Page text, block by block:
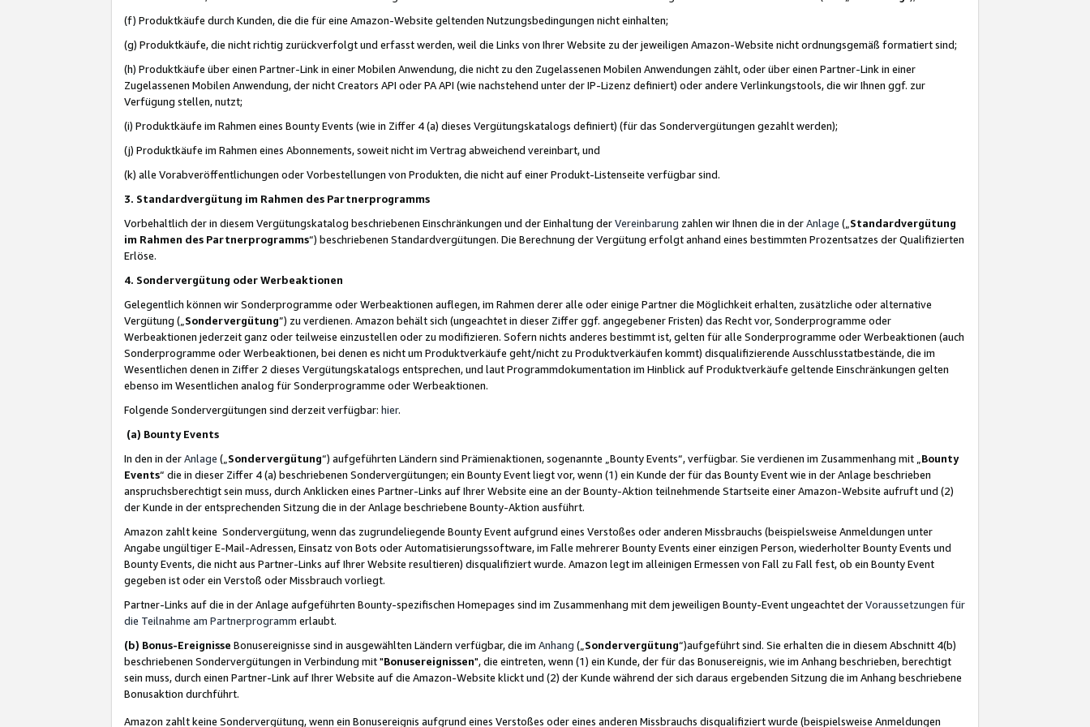
(f) Produktkäufe durch Kunden, die die für eine Amazon-Website geltenden Nutzungsbedingungen nicht einhalten;
(g) Produktkäufe, die nicht richtig zurückverfolgt und erfasst werden, weil die Links von Ihrer Website zu der jeweiligen Amazon-Website nicht ordnungsgemäß formatiert sind;
(h) Produktkäufe über einen Partner-Link in einer Mobilen Anwendung, die nicht zu den Zugelassenen Mobilen Anwendungen zählt, oder über einen Partner-Link in einer
Zugelassenen Mobilen Anwendung, der nicht Creators API oder PA API (wie nachstehend unter der IP-Lizenz definiert) oder andere Verlinkungstools, die wir Ihnen ggf. zur
Verfügung stellen, nutzt;
(i) Produktkäufe im Rahmen eines Bounty Events (wie in Ziffer 4 (a) dieses Vergütungskatalogs definiert) (für das Sondervergütungen gezahlt werden);
(j) Produktkäufe im Rahmen eines Abonnements, soweit nicht im Vertrag abweichend vereinbart, und
(k) alle Vorabveröffentlichungen oder Vorbestellungen von Produkten, die nicht auf einer Produkt-Listenseite verfügbar sind.
3. Standardvergütung im Rahmen des Partnerprogramms
Vorbehaltlich der in diesem Vergütungskatalog beschriebenen Einschränkungen und der Einhaltung derVereinbarung zahlen wir Ihnen die in derAnlage („ Standardvergütung
im Rahmen des Partnerprogramms“) beschriebenen Standardvergütungen. Die Berechnung der Vergütung erfolgt anhand eines bestimmten Prozentsatzes der Qualifizierten
Erlöse.
4. Sondervergütung oder Werbeaktionen
Gelegentlich können wir Sonderprogramme oder Werbeaktionen auflegen, im Rahmen derer alle oder einige Partner die Möglichkeit erhalten, zusätzliche oder alternative
Vergütung („ Sondervergütung”) zu verdienen. Amazon behält sich (ungeachtet in dieser Ziffer ggf. angegebener Fristen) das Recht vor, Sonderprogramme oder
Werbeaktionen jederzeit ganz oder teilweise einzustellen oder zu modifizieren. Sofern nichts anderes bestimmt ist, gelten für alle Sonderprogramme oder Werbeaktionen (auch
Sonderprogramme oder Werbeaktionen, bei denen es nicht um Produktverkäufe geht/nicht zu Produktverkäufen kommt) disqualifizierende Ausschlusstatbestände, die im
Wesentlichen denen in Ziffer 2 dieses Vergütungskatalogs entsprechen, und laut Programmdokumentation im Hinblick auf Produktverkäufe geltende Einschränkungen gelten
ebenso im Wesentlichen analog für Sonderprogramme oder Werbeaktionen.
Folgende Sondervergütungen sind derzeit verfügbar: hier.
(a) Bounty Events
In den in derAnlage („ Sondervergütung“) aufgeführten Ländern sind Prämienaktionen, sogenannte „Bounty Events“, verfügbar. Sie verdienen im Zusammenhang mit „ Bounty
Events“ die in dieser Ziffer 4 (a) beschriebenen Sondervergütungen; ein Bounty Event liegt vor, wenn (1) ein Kunde der für das Bounty Event wie in der Anlage beschrieben
anspruchsberechtigt sein muss, durch Anklicken eines Partner-Links auf Ihrer Website eine an der Bounty-Aktion teilnehmende Startseite einer Amazon-Website aufruft und (2)
der Kunde in der entsprechenden Sitzung die in der Anlage beschriebene Bounty-Aktion ausführt.
Amazon zahlt keine Sondervergütung, wenn das zugrundeliegende Bounty Event aufgrund eines Verstoßes oder anderen Missbrauchs (beispielsweise Anmeldungen unter
Angabe ungültiger E-Mail-Adressen, Einsatz von Bots oder Automatisierungssoftware, im Falle mehrerer Bounty Events einer einzigen Person, wiederholter Bounty Events und
Bounty Events, die nicht aus Partner-Links auf Ihrer Website resultieren) disqualifiziert wurde. Amazon legt im alleinigen Ermessen von Fall zu Fall fest, ob ein Bounty Event
gegeben ist oder ein Verstoß oder Missbrauch vorliegt.
Partner-Links auf die in der Anlage aufgeführten Bounty-spezifischen Homepages sind im Zusammenhang mit dem jeweiligen Bounty-Event ungeachtet derVoraussetzungen für
die Teilnahme am Partnerprogramm erlaubt.
(b) Bonus-Ereignisse Bonusereignisse sind in ausgewählten Ländern verfügbar, die im Anhang („ Sondervergütung“)aufgeführt sind. Sie erhalten die in diesem Abschnitt 4(b)
beschriebenen Sondervergütungen in Verbindung mit "Bonusereignissen", die eintreten, wenn (1) ein Kunde, der für das Bonusereignis, wie im Anhang beschrieben, berechtigt
sein muss, durch einen Partner-Link auf Ihrer Website auf die Amazon-Website klickt und (2) der Kunde während der sich daraus ergebenden Sitzung die im Anhang beschriebene
Bonusaktion durchführt.
Amazon zahlt keine Sondervergütung, wenn ein Bonusereignis aufgrund eines Verstoßes oder eines anderen Missbrauchs disqualifiziert wurde (beispielsweise Anmeldungen